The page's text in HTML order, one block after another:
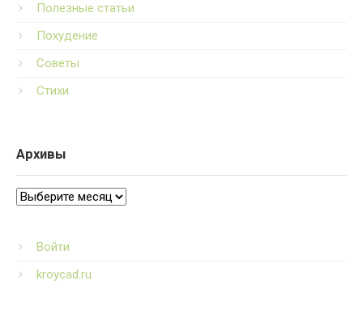
Полезные статьи
Похудение
Советы
Стихи
Архивы
Архивы
Войти
kroycad.ru